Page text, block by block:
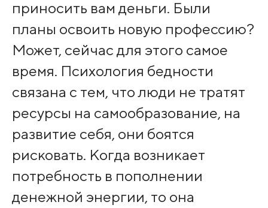
приносить вам деньги. Были
планы освоить новую профессию?
Может, сейчас для этого самое
время. Психология бедности
связана с тем, что люди не тратят
ресурсы на самообразование, на
развитие себя, они боятся
рисковать. Когда возникает
потребность в пополнении
денежной энергии, то она